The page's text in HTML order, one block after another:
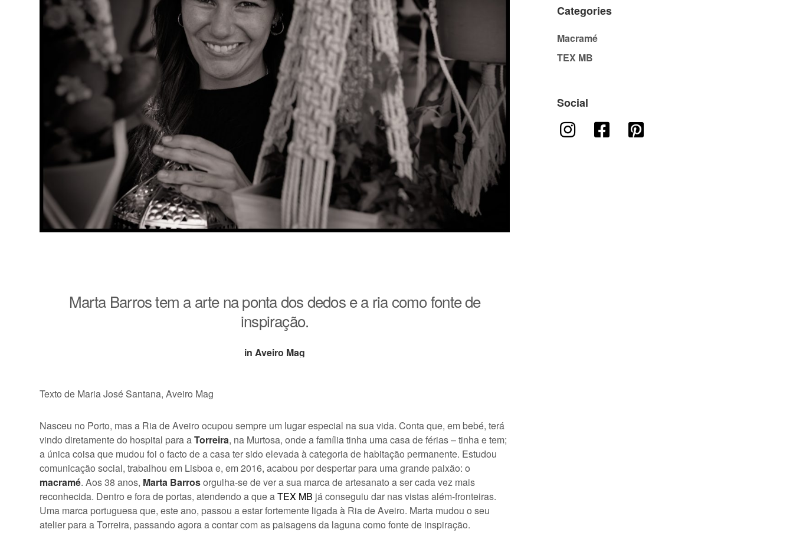
Marta Barros tem a arte na ponta dos dedos e a ria como fonte de
inspiração.
in Aveiro Mag
Texto de Maria José Santana, Aveiro Mag
Nasceu no Porto, mas a Ria de Aveiro ocupou sempre um lugar especial na sua vida. Conta que, em bebé, terá
vindo diretamente do hospital para aTorreira, na Murtosa, onde a família tinha uma casa de férias – tinha e tem;
a única coisa que mudou foi o facto de a casa ter sido elevada à categoria de habitação permanente. Estudou
comunicação social, trabalhou em Lisboa e, em 2016, acabou por despertar para uma grande paixão: o
macramé. Aos 38 anos, Marta Barrosorgulha-se de ver a sua marca de artesanato a ser cada vez mais
reconhecida. Dentro e fora de portas, atendendo a que aTEX MB já conseguiu dar nas vistas além-fronteiras.
Uma marca portuguesa que, este ano, passou a estar fortemente ligada à Ria de Aveiro. Marta mudou o seu
atelier para a Torreira, passando agora a contar com as paisagens da laguna como fonte de inspiração.
Categories
Macramé
TEX MB
Social